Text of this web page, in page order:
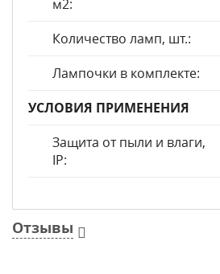
м2:
Количество ламп, шт.:
Лампочки в комплекте:
УСЛОВИЯ ПРИМЕНЕНИЯ
Защита от пыли и влаги,
IP:
Отзывы